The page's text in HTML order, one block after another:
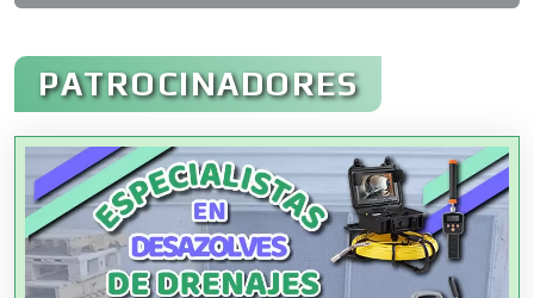
Administración de Empresas
Agencias Aduanales
Agencias de Autos
PATROCINADORES